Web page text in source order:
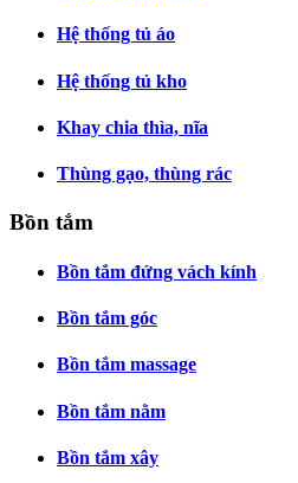
Hệ thống tủ áo
Hệ thống tủ kho
Khay chia thìa, nĩa
Thùng gạo, thùng rác
Bồn tắm
Bồn tắm đứng vách kính
Bồn tắm góc
Bồn tắm massage
Bồn tắm nằm
Bồn tắm xây